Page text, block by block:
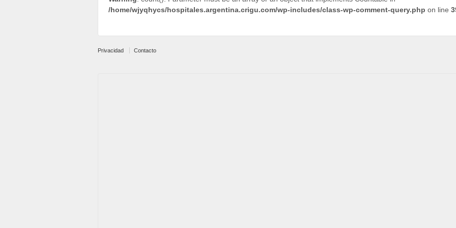
/home/wjyqhycs/hospitales.argentina.crigu.com/wp-includes/class-wp-comment-query.php on line
Privacidad Contacto